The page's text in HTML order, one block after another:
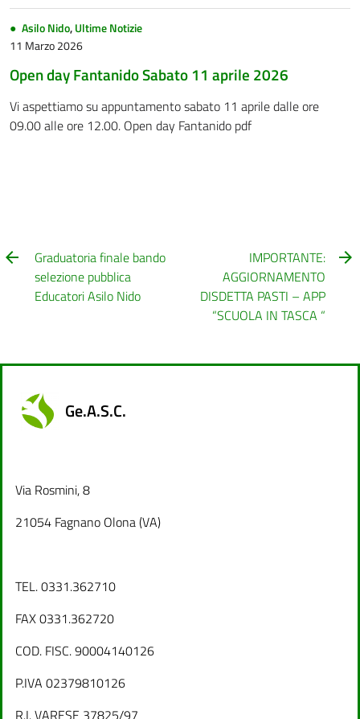
Asilo Nido,Ultime Notizie
11 Marzo 2026
Open day Fantanido Sabato 11 aprile 2026
Vi aspettiamo su appuntamento sabato 11 aprile dalle ore
09.00 alle ore 12.00. Open day Fantanido pdf
Graduatoria finale bando
selezione pubblica
Educatori Asilo Nido
IMPORTANTE:
AGGIORNAMENTO
DISDETTA PASTI – APP
“SCUOLA IN TASCA “
Ge.A.S.C.
Via Rosmini, 8
21054 Fagnano Olona (VA)
TEL. 0331.362710
FAX 0331.362720
COD. FISC. 90004140126
P.IVA 02379810126
R.I. VARESE 37825/97